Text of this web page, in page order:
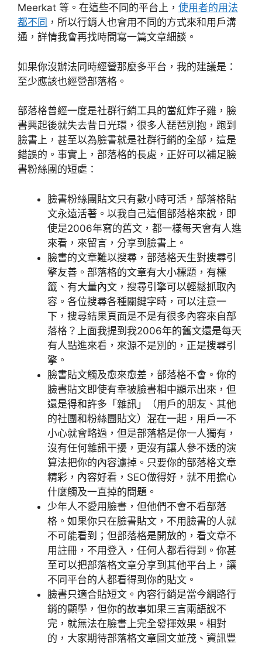
Meerkat 等。在這些不同的平台上， 使用者的用法
都不同 ，所以行銷人也會用不同的方式來和用戶溝
通，詳情我會再找時間寫一篇文章細談。
如果你沒辦法同時經營那麼多平台，我的建議是：
至少應該也經營部落格。
部落格曾經一度是社群行銷工具的當紅炸子雞，臉
書興起後就失去昔日光環，很多人琵琶別抱，跑到
臉書上，甚至以為臉書就是社群行銷的全部，這是
錯誤的。事實上，部落格的長處，正好可以補足臉
書粉絲團的短處：
臉書粉絲團貼文只有數小時可活，部落格貼
文永遠活著。以我自己這個部落格來說，即
使是2006年寫的舊文，都一樣每天會有人進
來看，來留言，分享到臉書上。
臉書的文章難以搜尋，部落格天生對搜尋引
擎友善。部落格的文章有大小標題，有標
籤、有大量內文，搜尋引擎可以輕鬆抓取內
容。各位搜尋各種關鍵字時，可以注意一
下，搜尋結果頁面是不是有很多內容來自部
落格？上面我提到我2006年的舊文還是每天
有人點進來看，來源不是別的，正是搜尋引
擎。
臉書貼文觸及愈來愈差，部落格不會。你的
臉書貼文即使有幸被臉書相中顯示出來，但
還是得和許多「雜訊」（用戶的朋友、其他
的社團和粉絲團貼文）混在一起，用戶一不
小心就會略過，但是部落格是你一人獨有，
沒有任何雜訊干擾，更沒有讓人參不透的演
算法把你的內容濾掉。只要你的部落格文章
精彩，內容好看，SEO做得好，就不用擔心
什麼觸及一直掉的問題。
少年人不愛用臉書，但他們不會不看部落
格。如果你只在臉書貼文，不用臉書的人就
不可能看到；但部落格是開放的，看文章不
用註冊，不用登入，任何人都看得到。你甚
至可以把部落格文章分享到其他平台上，讓
不同平台的人都看得到你的貼文。
臉書只適合貼短文。內容行銷是當今網路行
銷的顯學，但你的故事如果三言兩語說不
完，就無法在臉書上完全發揮效果。相對
的，大家期待部落格文章圖文並茂、資訊豐